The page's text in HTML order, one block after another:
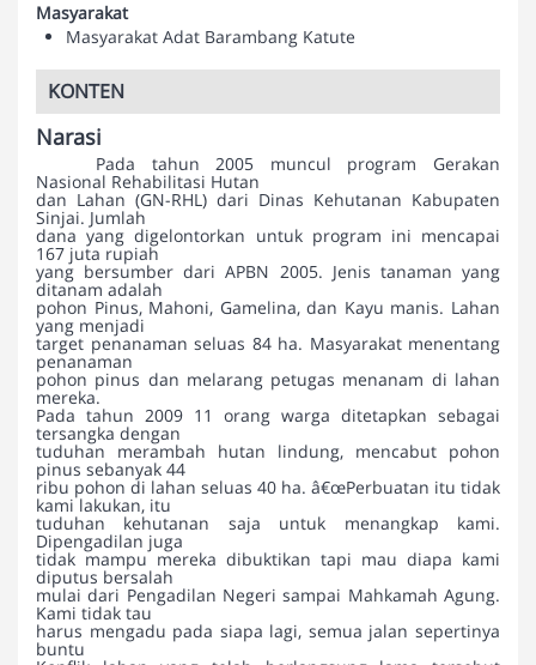
Masyarakat
Masyarakat Adat Barambang Katute
KONTEN
Narasi
Pada tahun 2005 muncul program Gerakan
Nasional Rehabilitasi Hutan
dan Lahan (GN-RHL) dari Dinas Kehutanan Kabupaten
Sinjai. Jumlah
dana yang digelontorkan untuk program ini mencapai
167 juta rupiah
yang bersumber dari APBN 2005. Jenis tanaman yang
ditanam adalah
pohon Pinus, Mahoni, Gamelina, dan Kayu manis. Lahan
yang menjadi
target penanaman seluas 84 ha. Masyarakat menentang
penanaman
pohon pinus dan melarang petugas menanam di lahan
mereka.
Pada tahun 2009 11 orang warga ditetapkan sebagai
tersangka dengan
tuduhan merambah hutan lindung, mencabut pohon
pinus sebanyak 44
ribu pohon di lahan seluas 40 ha. â€œPerbuatan itu tidak
kami lakukan, itu
tuduhan kehutanan saja untuk menangkap kami.
Dipengadilan juga
tidak mampu mereka dibuktikan tapi mau diapa kami
diputus bersalah
mulai dari Pengadilan Negeri sampai Mahkamah Agung.
Kami tidak tau
harus mengadu pada siapa lagi, semua jalan sepertinya
buntu